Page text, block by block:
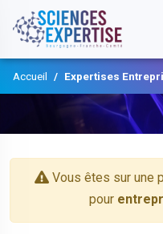
Accueil Expertises
Vous êtes sur une
pour